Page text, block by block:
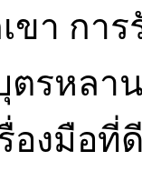
ขา กา
ตรหล
องมือ